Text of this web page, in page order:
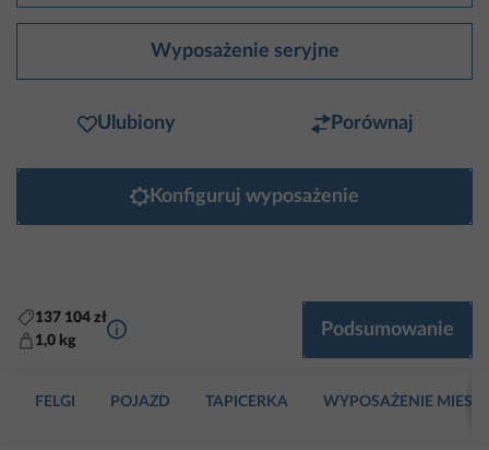
Wyposażenie seryjne
Ulubiony Porównaj
Konfiguruj wyposażenie
137 104 zł
1,0 kg
Więcej informacji Podsumowanie
FELGI POJAZD TAPICERKA WYPOSAŻENIE